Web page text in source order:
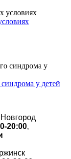
у детей
20:00,